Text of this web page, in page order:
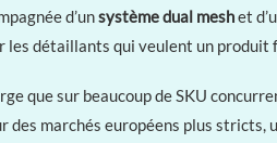
d’unsystème dual meshet
les détaillants qui veulent un
que sur beaucoup de SKU
des marchés européens plus